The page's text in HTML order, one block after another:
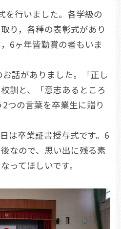
行いました。各学級の
り，各種の表彰式があり
6ヶ年皆勤賞の者もいま
話がありました。「正し
と、「意志あるところ
つの言葉を卒業生に贈り
は卒業証書授与式です。6
なので、思い出に残る素
ってほしいです。